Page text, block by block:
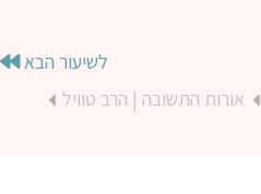
לשיעור הבא
אורות התשובה | הרב טוויל